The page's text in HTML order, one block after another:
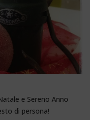
e Sereno Anno
di persona!